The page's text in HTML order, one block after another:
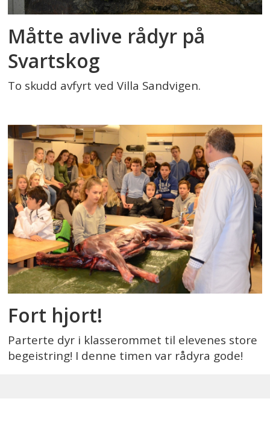
Måtte avlive rådyr på
Svartskog
To skudd avfyrt ved Villa Sandvigen.
Fort hjort!
Parterte dyr i klasserommet til elevenes store
begeistring! I denne timen var rådyra gode!